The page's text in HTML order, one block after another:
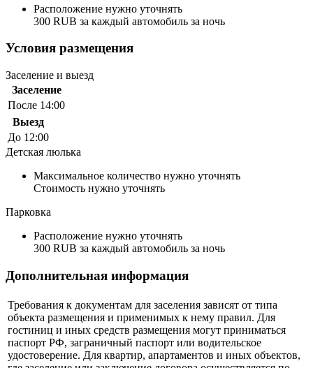
Расположение нужно уточнять
300 RUB за каждый автомобиль за ночь
Условия размещения
Заселение и выезд
Заселение
После 14:00
Выезд
До 12:00
Детская люлька
Максимальное количество нужно уточнять
Стоимость нужно уточнять
Парковка
Расположение нужно уточнять
300 RUB за каждый автомобиль за ночь
Дополнительная информация
Требования к документам для заселения зависят от типа
объекта размещения и применимых к нему правил. Для
гостиниц и иных средств размещения могут приниматься
паспорт РФ, заграничный паспорт или водительское
удостоверение. Для квартир, апартаментов и иных объектов,